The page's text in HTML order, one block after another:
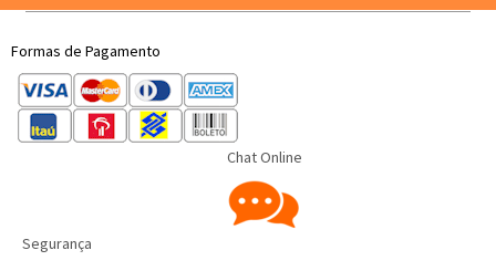
Formas de Pagamento
Chat Online
Segurança